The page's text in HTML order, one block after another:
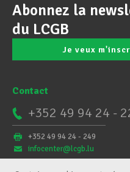
Abonnez la
du LCGB
Je veux
Contact
+352 49 94 24 -
+352 49 94 24 - 249
infocenter@lcgb.lu